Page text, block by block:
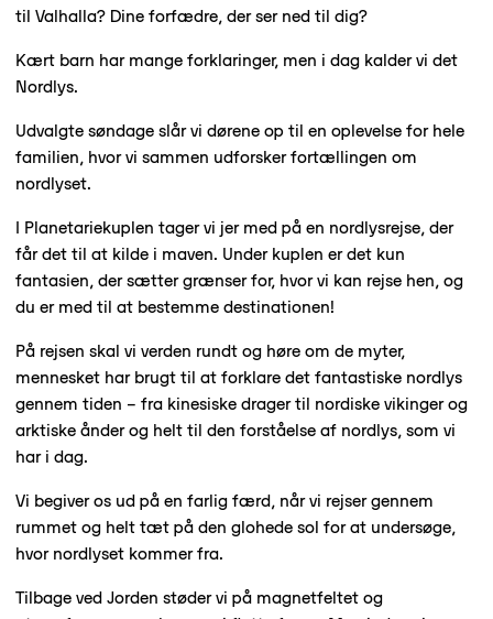
til Valhalla? Dine forfædre, der ser ned til dig?
Kært barn har mange forklaringer, men i dag kalder vi det
Nordlys.
Udvalgte søndage slår vi dørene op til en oplevelse for hele
familien, hvor vi sammen udforsker fortællingen om
nordlyset.
I Planetariekuplen tager vi jer med på en nordlysrejse, der
får det til at kilde i maven. Under kuplen er det kun
fantasien, der sætter grænser for, hvor vi kan rejse hen, og
du er med til at bestemme destinationen!
På rejsen skal vi verden rundt og høre om de myter,
mennesket har brugt til at forklare det fantastiske nordlys
gennem tiden – fra kinesiske drager til nordiske vikinger og
arktiske ånder og helt til den forståelse af nordlys, som vi
har i dag.
Vi begiver os ud på en farlig færd, når vi rejser gennem
rummet og helt tæt på den glohede sol for at undersøge,
hvor nordlyset kommer fra.
Tilbage ved Jorden støder vi på magnetfeltet og